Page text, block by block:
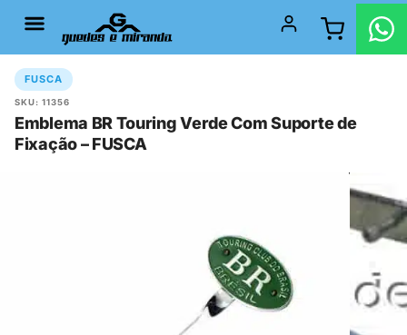
FUSCA
SKU: 11356
Emblema BR Touring Verde Com Suporte de
Fixação – FUSCA